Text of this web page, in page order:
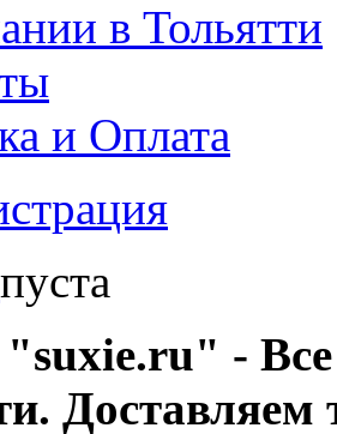
в Тольятти
и Оплата
пуста
- Все